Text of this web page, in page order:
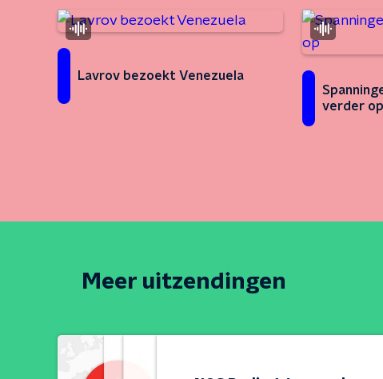
Lavrov bezoekt Venezuela
verder op
Meer uitzendingen